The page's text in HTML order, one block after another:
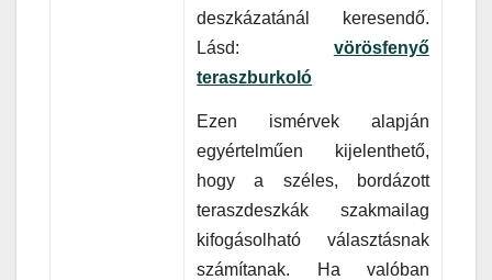
deszkázatánál keresendő.
Lásd: vörösfenyő
teraszburkoló
Ezen ismérvek alapján
egyértelműen kijelenthető,
hogy a széles, bordázott
teraszdeszkák szakmailag
kifogásolható választásnak
számítanak. Ha valóban